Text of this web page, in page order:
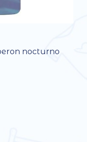
nocturno